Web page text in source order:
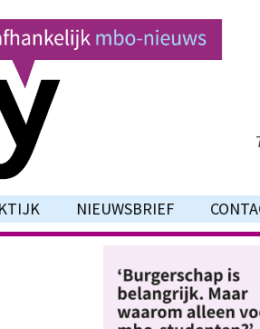
NIEUWSBRIEF